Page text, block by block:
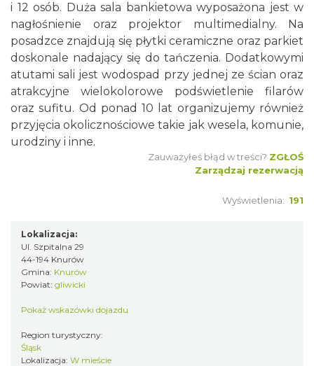
i 12 osób. Duża sala bankietowa wyposażona jest w
nagłośnienie oraz projektor multimedialny. Na
posadzce znajdują się płytki ceramiczne oraz parkiet
doskonale nadający się do tańczenia. Dodatkowymi
atutami sali jest wodospad przy jednej ze ścian oraz
atrakcyjne wielokolorowe podświetlenie filarów
oraz sufitu. Od ponad 10 lat organizujemy również
przyjęcia okolicznościowe takie jak wesela, komunie,
urodziny i inne.
Zauważyłeś błąd w treści? ZGŁOŚ
Zarządzaj rezerwacją
Wyświetlenia: 191
Lokalizacja:
Ul. Szpitalna 29
44-194 Knurów
Gmina: Knurów
Powiat: gliwicki
Pokaż wskazówki dojazdu
Region turystyczny:
Śląsk
Lokalizacja: W mieście